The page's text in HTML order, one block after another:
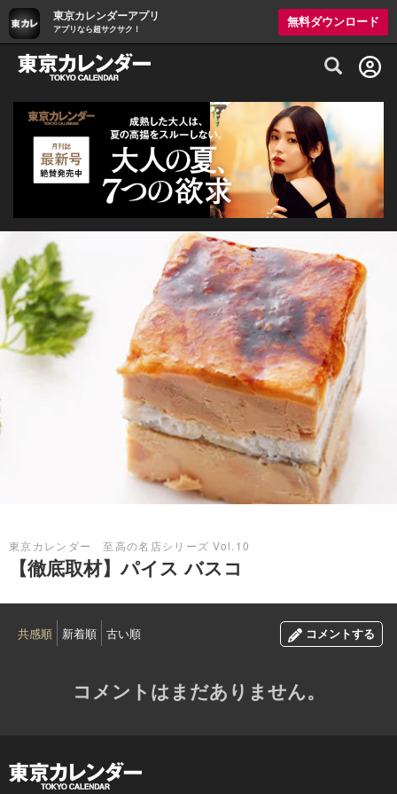
東京カレンダーアプリ
アプリなら超サクサク！
無料ダウンロード
グルメ情報・プレミアムレストラン予約
東京カレンダー 至高の名店シリーズ Vol.10
【徹底取材】パイス バスコ
共感順 新着順 古い順 コメントする
コメントはまだありません。